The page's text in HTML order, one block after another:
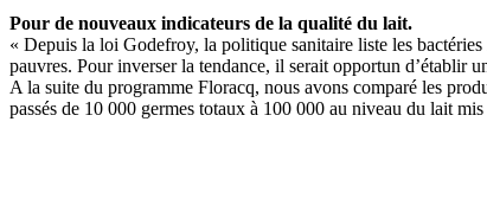
Pour de nouveaux indicateurs de la qualité du lait.
« Depuis la loi Godefroy, la politique sanitaire liste les
pauvres. Pour inverser la tendance, il serait opportun d’établir
A la suite du programme Floracq, nous avons comparé les
passés de 10 000 germes totaux à 100 000 au niveau du lait